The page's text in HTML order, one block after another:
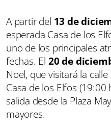
A partir del 13 de
esperada Casa de los
uno de los principales
fechas. El 20 de
Noel, que visitará la
Casa de los Elfos
salida desde la Plaza
mayores.